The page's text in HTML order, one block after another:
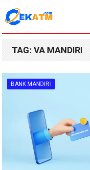
TAG:VA MANDIRI
BANK MANDIRI